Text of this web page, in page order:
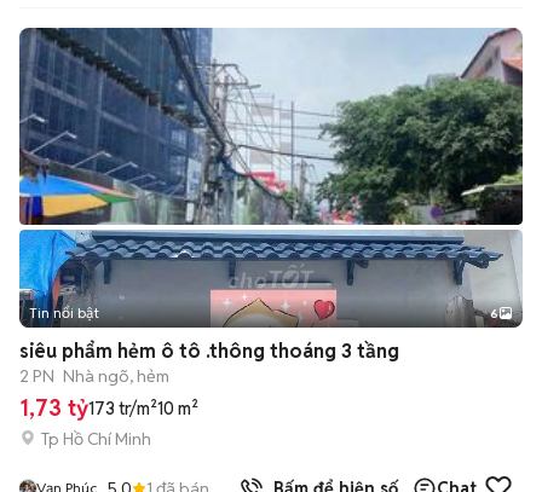
+2
Tin nổi bật 6
siêu phẩm hẻm ô tô .thông thoáng 3 tầng
2 PN Nhà ngõ, hẻm
1,73 tỷ173 tr/m²10 m²
Tp Hồ Chí Minh
Vạn Phúc